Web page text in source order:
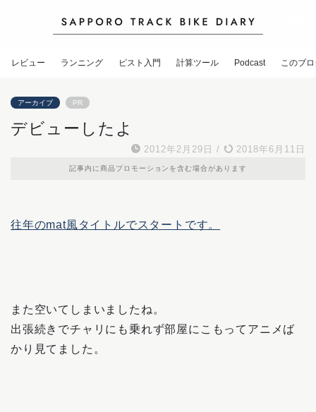
レビュー ランニング ピスト入門 計算ツール Podcast このブ
アーカイブ PR
デビューしたよ
2012年2月29日 / 2018年6月11日
記事内に商品プロモーションを含む場合があります
往年のmat風タイトルでスタートです。
また空いてしまいましたね。
出張続きでチャリにも乗れず部屋にこもってアニメば
かり見てました。